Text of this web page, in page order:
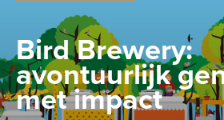
Bird Brewery:
avontuurlijk
met impact